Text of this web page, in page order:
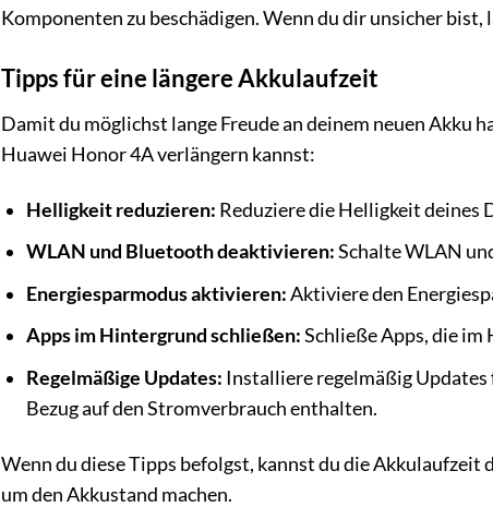
Komponenten zu beschädigen. Wenn du dir unsicher bist,
Tipps für eine längere Akkulaufzeit
Damit du möglichst lange Freude an deinem neuen Akku
Huawei Honor 4A verlängern kannst:
Helligkeit reduzieren: Reduziere die Helligkeit deines
WLAN und Bluetooth deaktivieren:Schalte WLAN
Energiesparmodus aktivieren:Aktiviere den
Apps im Hintergrund schließen:Schließe Apps, die
Regelmäßige Updates: Installiere regelmäßig Updates
Bezug auf den Stromverbrauch enthalten.
Wenn du diese Tipps befolgst, kannst du die
um den Akkustand machen.